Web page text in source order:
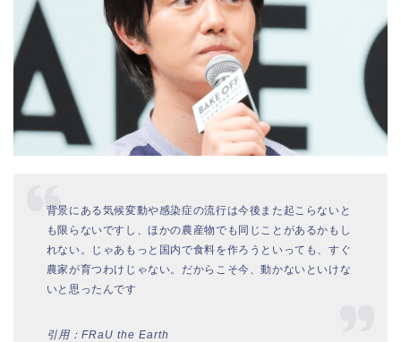
背景にある気候変動や感染症の流行は今後また起こらないと
も限らないですし、ほかの農産物でも同じことがあるかもし
れない。じゃあもっと国内で食料を作ろうといっても、すぐ
農家が育つわけじゃない。だからこそ今、動かないといけな
いと思ったんです
引用：FRaU the Earth